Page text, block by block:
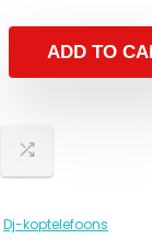
ADD TO
Dj-koptelefoons